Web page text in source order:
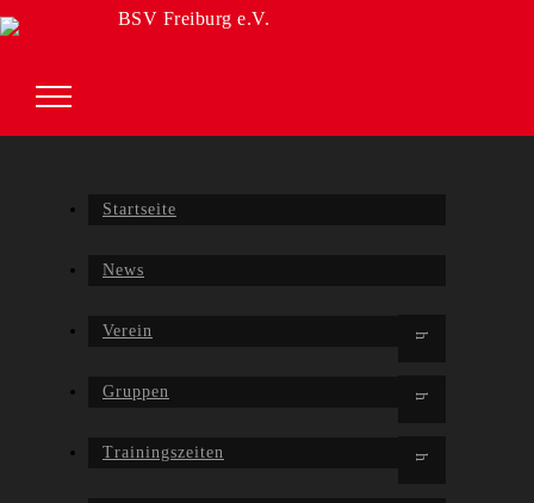
BSV Freiburg e.V.
Startseite
News
Verein
Gruppen
Trainingszeiten